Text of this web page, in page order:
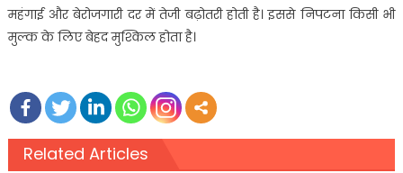
महंगाई और बेरोजगारी दर में तेजी बढ़ोतरी होती है। इससे निपटना किसी भी
मुल्‍क के लिए बेहद मुश्किल होता है।
Related Articles